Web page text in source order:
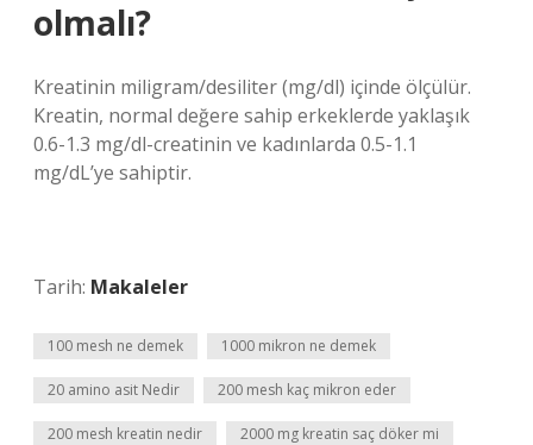
olmalı?
Kreatinin miligram/desiliter (mg/dl) içinde ölçülür.
Kreatin, normal değere sahip erkeklerde yaklaşık
0.6-1.3 mg/dl-creatinin ve kadınlarda 0.5-1.1
mg/dL’ye sahiptir.
Tarih: Makaleler
100 mesh ne demek 1000 mikron ne demek
20 amino asit Nedir 200 mesh kaç mikron eder
200 mesh kreatin nedir 2000 mg kreatin saç döker mi